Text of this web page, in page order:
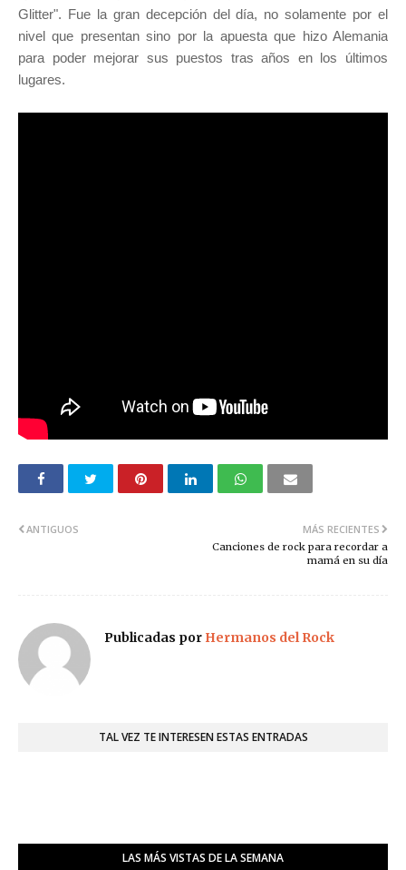
Glitter". Fue la gran decepción del día, no solamente por el
nivel que presentan sino por la apuesta que hizo Alemania
para poder mejorar sus puestos tras años en los últimos
lugares.
MÁS RECIENTES
Canciones de rock para recordar a
mamá en su día
ANTIGUOS
Publicadas por Hermanos del Rock
TAL VEZ TE INTERESEN ESTAS ENTRADAS
LAS MÁS VISTAS DE LA SEMANA